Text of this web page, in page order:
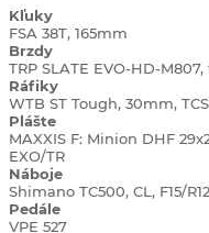
Kľuky
FSA 38T, 165mm
Brzdy
TRP SLATE EVO-HD-
Ráfiky
WTB ST Tough, 30mm, TCS
Plášte
MAXXIS F: Minion DHF
EXO/TR
Náboje
Shimano TC500, CL, F15/
Pedále
VPE 527